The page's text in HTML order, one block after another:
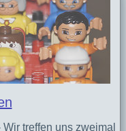
treffen uns zweimal